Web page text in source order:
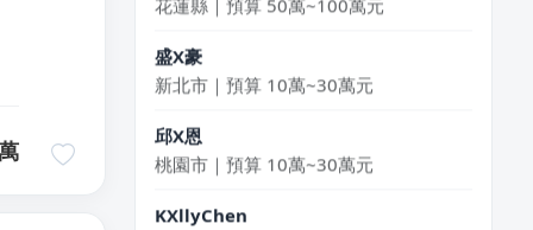
新北市｜預算 10萬~30萬元
桃園市｜預算 10萬~30萬元